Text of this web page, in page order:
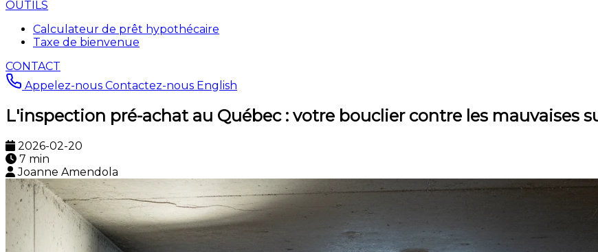
OUTILS
Calculateur de prêt hypothécaire
Taxe de bienvenue
CONTACT
Appelez-nous Contactez-nous English
L'inspection pré-achat au Québec : votre bouclier contre les mauvaises
2026-02-20
7 min
Joanne Amendola